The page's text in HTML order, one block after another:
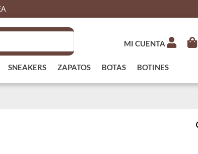
MI CUENTA
SNEAKERS ZAPATOS BOTAS BOTINES